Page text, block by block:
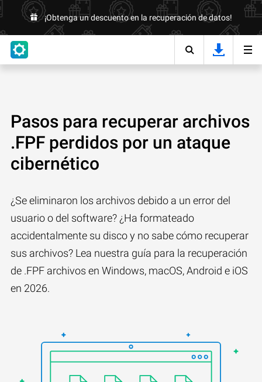
¡Obtenga un descuento en la recuperación de datos!
Pasos para recuperar archivos
.FPF perdidos por un ataque
cibernético
¿Se eliminaron los archivos debido a un error del
usuario o del software? ¿Ha formateado
accidentalmente su disco y no sabe cómo recuperar
sus archivos? Lea nuestra guía para la recuperación
de .FPF archivos en Windows, macOS, Android e iOS
en 2026.